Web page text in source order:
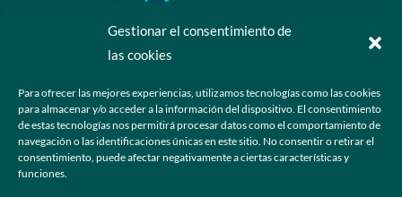
Gestionar el consentimiento de
las cookies
Para ofrecer las mejores experiencias, utilizamos tecnologías como las cookies
para almacenar y/o acceder a la información del dispositivo. El consentimiento
de estas tecnologías nos permitirá procesar datos como el comportamiento de
navegación o las identificaciones únicas en este sitio. No consentir o retirar el
consentimiento, puede afectar negativamente a ciertas características y
funciones.
 +52 55 6173 7725 (Ventas)
 hola@grupo-omk.com